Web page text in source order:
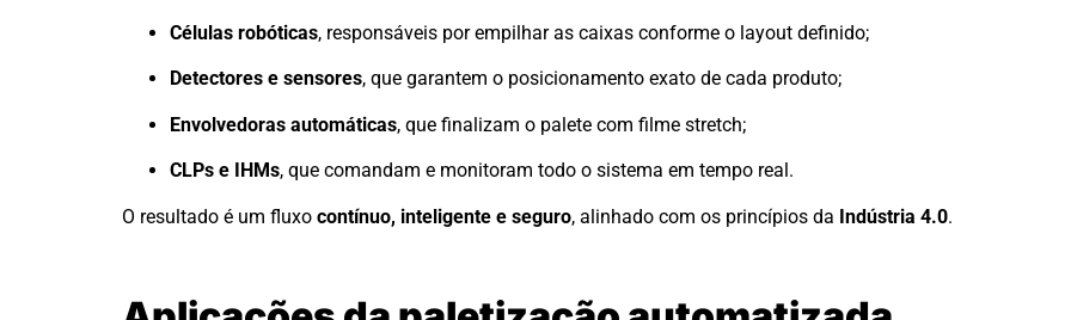
Células robóticas, responsáveis por empilhar as caixas conforme o layout definido;
Detectores e sensores, que garantem o posicionamento exato de cada produto;
Envolvedoras automáticas, que finalizam o palete com filme stretch;
CLPs e IHMs, que comandam e monitoram todo o sistema em tempo real.
O resultado é um fluxo contínuo, inteligente e seguro, alinhado com os princípios da Indústria 4.0.